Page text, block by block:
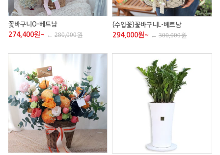
꽃바구니O-베트남
274,400원~ ← 280,000원
(수입꽃)꽃바구니L-베트남
294,000원~ ← 300,000원